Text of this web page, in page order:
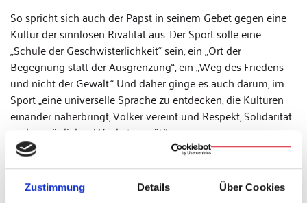
Zustimmung Details Über Cookies
So spricht sich auch der Papst in seinem Gebet gegen eine
Kultur der sinnlosen Rivalität aus. Der Sport solle eine
„Schule der Geschwisterlichkeit“ sein, ein „Ort der
Begegnung statt der Ausgrenzung“, ein „Weg des Friedens
und nicht der Gewalt.“ Und daher ginge es auch darum, im
Sport „eine universelle Sprache zu entdecken, die Kulturen
einander näherbringt, Völker vereint und Respekt, Solidarität
und persönliches Wachstum sät.“
Das Anliegen des Papstes
In seinem Gebet zeichnet der Papst das Bild eines Sports, der